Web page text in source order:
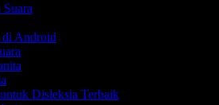
di Android
Disleksia Terbaik